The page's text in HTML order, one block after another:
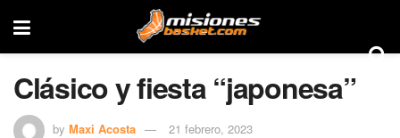
Clásico y fiesta “japonesa”
by Maxi Acosta 21 febrero, 2023